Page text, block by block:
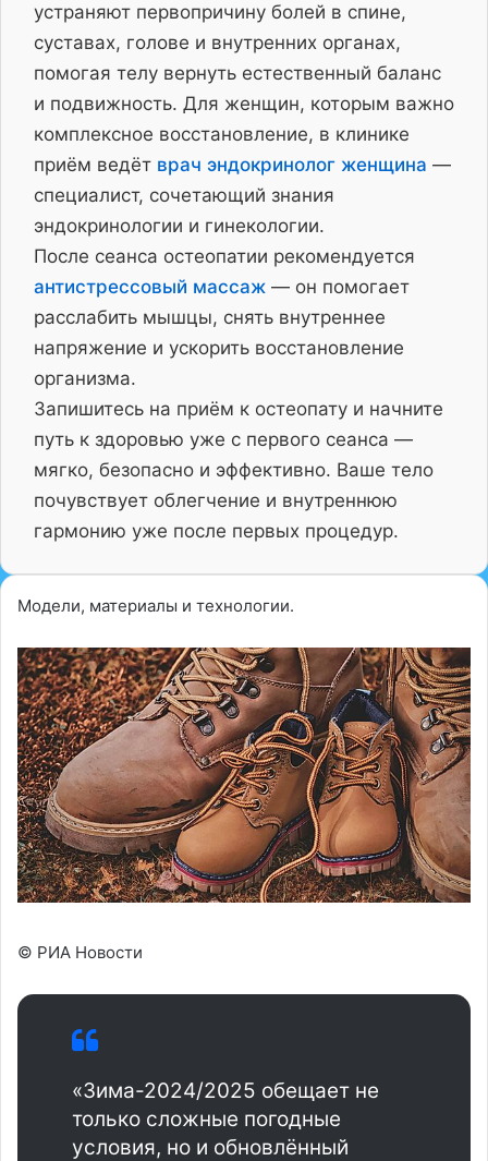
устраняют первопричину болей в спине,
суставах, голове и внутренних органах,
помогая телу вернуть естественный баланс
и подвижность. Для женщин, которым важно
комплексное восстановление, в клинике
приём ведёт врач эндокринолог женщина —
специалист, сочетающий знания
эндокринологии и гинекологии.
После сеанса остеопатии рекомендуется
антистрессовый массаж — он помогает
расслабить мышцы, снять внутреннее
напряжение и ускорить восстановление
организма.
Запишитесь на приём к остеопату и начните
путь к здоровью уже с первого сеанса —
мягко, безопасно и эффективно. Ваше тело
почувствует облегчение и внутреннюю
гармонию уже после первых процедур.
Модели, материалы и технологии.
© РИА Новости
«Зима-2024/2025 обещает не
только сложные погодные
условия, но и обновлённый